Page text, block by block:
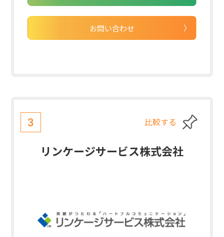
お問い合わせ
3 比較する
リンケージサービス株式会社